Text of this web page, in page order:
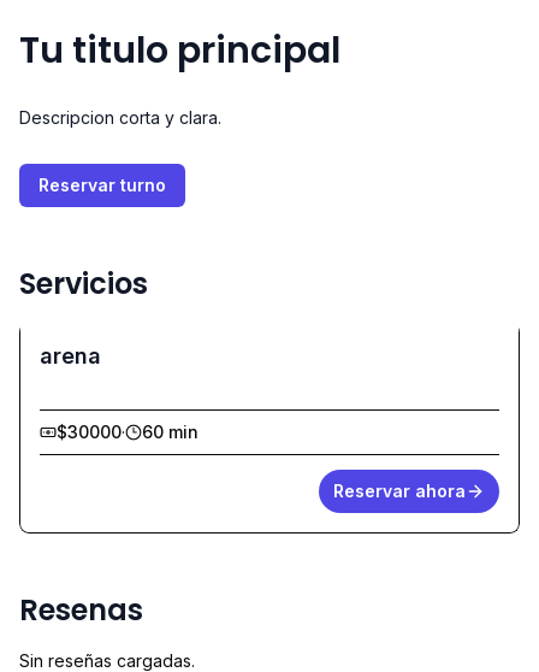
Tu titulo principal
Descripcion corta y clara.
Reservar turno
Servicios
arena
$30000· 60 min
Reservar ahora
Resenas
Sin reseñas cargadas.